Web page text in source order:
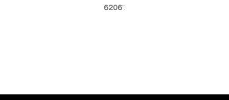
6206".